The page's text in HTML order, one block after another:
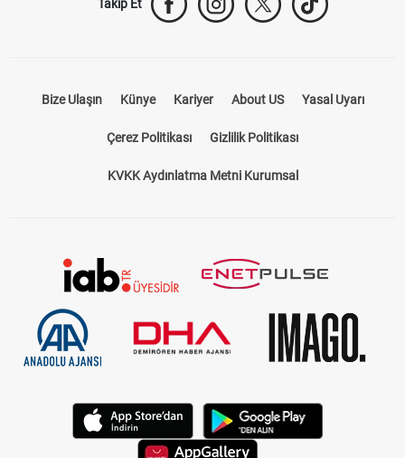
Takip Et
Bize Ulaşın Künye Kariyer About US Yasal Uyarı
Çerez Politikası Gizlilik Politikası
KVKK Aydınlatma Metni Kurumsal